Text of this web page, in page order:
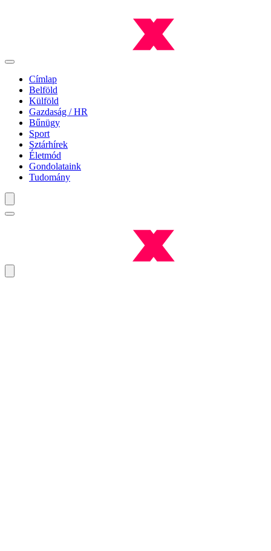
Címlap
Belföld
Külföld
Gazdaság / HR
Bűnügy
Sport
Sztárhírek
Életmód
Gondolataink
Tudomány